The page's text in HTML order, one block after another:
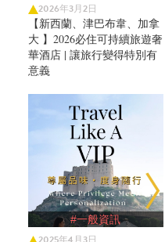
2026年3月2日
【新西蘭、津巴布韋、加拿
大 】2026必住可持續旅遊奢
華酒店 | 讓旅行變得特別有
意義
#一般資訊